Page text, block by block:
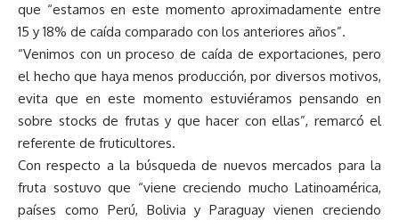
que “estamos en este momento aproximadamente entre
15 y 18% de caída comparado con los anteriores años”.
“Venimos con un proceso de caída de exportaciones, pero
el hecho que haya menos producción, por diversos motivos,
evita que en este momento estuviéramos pensando en
sobre stocks de frutas y que hacer con ellas”, remarcó el
referente de fruticultores.
Con respecto a la búsqueda de nuevos mercados para la
fruta sostuvo que “viene creciendo mucho Latinoamérica,
países como Perú, Bolivia y Paraguay vienen creciendo